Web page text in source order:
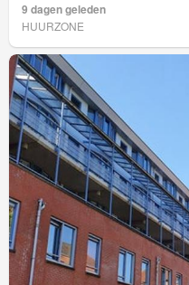
9 dagen geleden
HUURZONE